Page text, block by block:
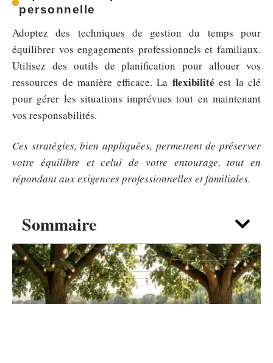
Sommaire
personnelle
Adoptez des techniques de gestion du temps pour
équilibrer vos engagements professionnels et familiaux.
Utilisez des outils de planification pour allouer vos
ressources de manière efficace. La flexibilité est la clé
pour gérer les situations imprévues tout en maintenant
vos responsabilités.
Ces stratégies, bien appliquées, permettent de préserver
votre équilibre et celui de votre entourage, tout en
répondant aux exigences professionnelles et familiales.